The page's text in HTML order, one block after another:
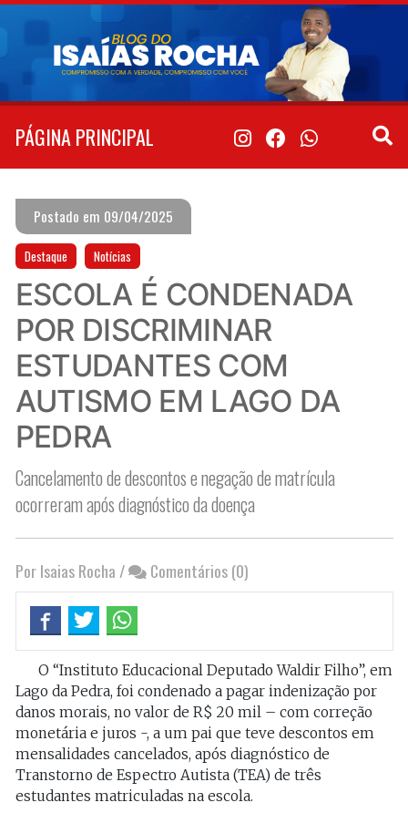
Pular
conteúdo
PÁGINA PRINCIPAL
Postado em 09/04/2025
Destaque Notícias
ESCOLA É CONDENADA
POR DISCRIMINAR
ESTUDANTES COM
AUTISMO EM LAGO DA
PEDRA
Cancelamento de descontos e negação de matrícula
ocorreram após diagnóstico da doença
Por Isaias Rocha / Comentários (0)
O “Instituto Educacional Deputado Waldir Filho”, em
Lago da Pedra, foi condenado a pagar indenização por
danos morais, no valor de R$ 20 mil – com correção
monetária e juros -, a um pai que teve descontos em
mensalidades cancelados, após diagnóstico de
Transtorno de Espectro Autista (TEA) de três
estudantes matriculadas na escola.